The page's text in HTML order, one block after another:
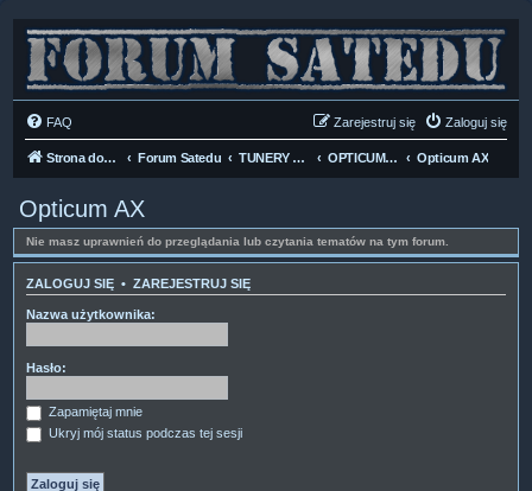
FAQ Zaloguj się
Zarejestruj się
Strona domowa Forum Satedu TUNERY SAT HD-LINUX OPTICUM/GLOBO Opticum AX
Opticum AX
Nie masz uprawnień do przeglądania lub czytania tematów na tym forum.
ZALOGUJ SIĘ • ZAREJESTRUJ SIĘ
Nazwa użytkownika:
Hasło:
Zapamiętaj mnie
Ukryj mój status podczas tej sesji